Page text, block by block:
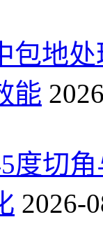
包地
能
度切
2026-